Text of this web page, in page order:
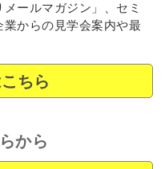
ールマガジン」、セミ
からの見学会案内や最
ちら
から